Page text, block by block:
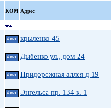
Петроградский
Приморский
Центральный
КOМ Адрес
4 ккв. крыленко 45
4 ккв. Дыбенко ул., дом 24
4 ккв. Придорожная аллея д 19
4 ккв. Энгельса пр. 134 к. 1